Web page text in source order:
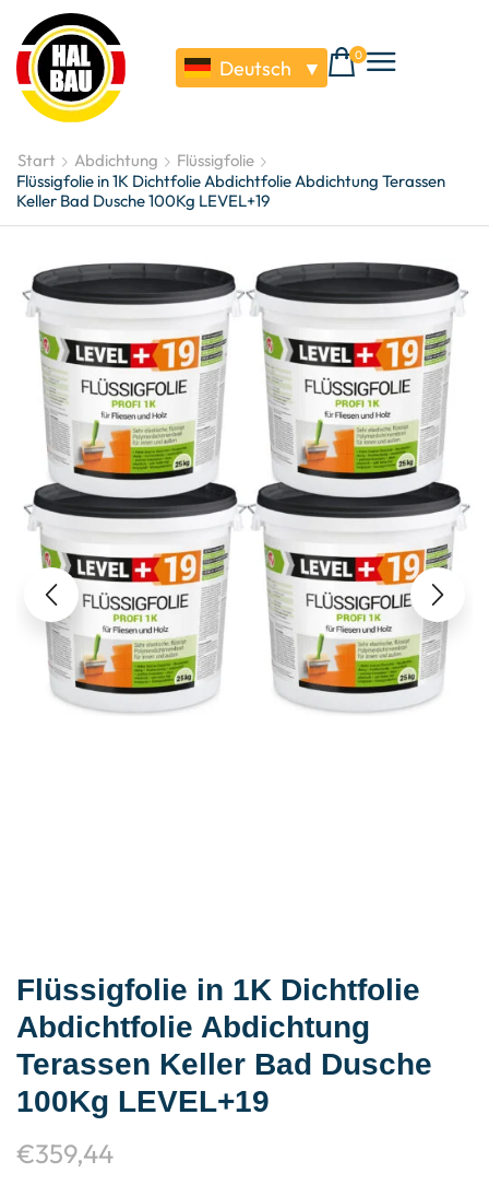
Deutsch ▼
0
Start Abdichtung
Flüssigfolie
Flüssigfolie in 1K Dichtfolie Abdichtfolie Abdichtung Terassen
Keller Bad Dusche 100Kg LEVEL+19
Flüssigfolie in 1K Dichtfolie
Abdichtfolie Abdichtung
Terassen Keller Bad Dusche
100Kg LEVEL+19
€359,44